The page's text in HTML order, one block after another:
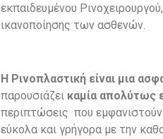
εκπαιδευμένου
ικανοποίησης των ασθενών.
Η Ρινοπλαστική είναι μια
παρουσιάζει καμία απολύτως
περιπτώσεις που εμφανιστούν
εύκολα και γρήγορα με την